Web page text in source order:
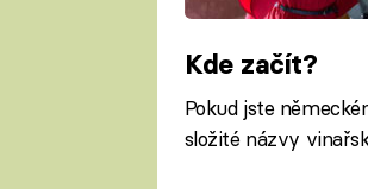
Kde začít?
Pokud jste
složité názvy